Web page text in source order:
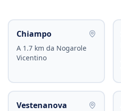
Chiampo
A 1.7 km da Nogarole
Vicentino
Vestenanova